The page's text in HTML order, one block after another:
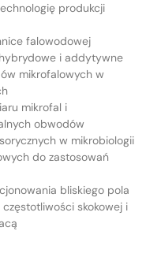
produkcji
falowodowej
i addytywne
mikrofalowych w
mikrofal i
obwodów
w mikrobiologii
do zastosowań
bliskiego pola
skokowej i